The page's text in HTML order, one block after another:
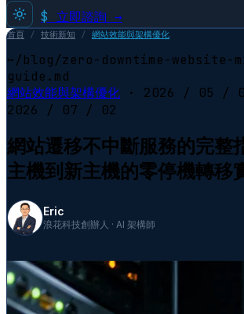
$ 立即諮詢 →
首頁 / 技術新知 / 網站效能與架構優化
~/blog/zero-downtime-website-
guide.md
網站效能與架構優化 · 2026 / 05 /
2026 / 07 / 02
網站遷移不中斷服務的完整
主機到新主機的零停機轉移
Eric
浪花科技創辦人 · AI 架構師